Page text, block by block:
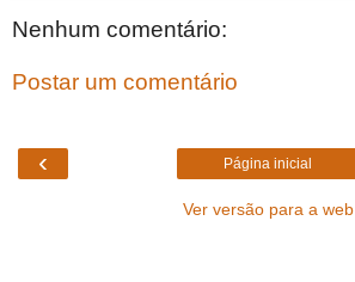
Nenhum comentário:
Postar um comentário
‹ Página inicial
Ver versão para a web